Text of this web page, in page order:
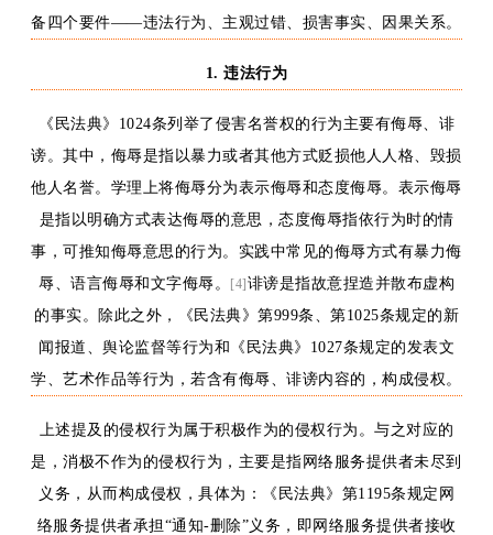
备四个要件——违法行为、主观过错、损害事实、因果关系。
1.违法行为
《民法典》 1024条列举了 侵害名誉权的行为主要有侮辱、 诽
谤。其中 ，侮辱是指以暴力或者其他方式贬损他人人格、毁损
他人名誉。学理上将侮辱分为表示侮辱和态度侮辱。表示侮辱
是指以明确方式表达侮辱的意思，态度侮辱指依行为时的情
事，可推知侮辱意思的行为。实践中常见的侮辱方式有暴力侮
辱、语言侮辱和文字侮辱。
[4] 诽谤是指故意捏造并散布虚构
的事实。除此之外，《民法典》第999条、第1025条规定的新
闻报道、舆论监督等行为和《民法典》1027条规定的发表文
学、艺术作品等行为，若含有侮辱、诽谤内容的，构成侵权。
上述提及的侵权行为属于积极作为的侵权行为。与之对应的
是，消极不作为的侵权行为，主要是指网络服务提供者未尽到
义务，从而构成侵权，具体为：《民法典》第1195条规定网
络服务提供者承担“通知-删除”义务，即网络服务提供者接收